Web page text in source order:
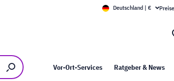
Kunst bei visunext
Deutschland | €
Vor-Ort-Services Ratgeber & News